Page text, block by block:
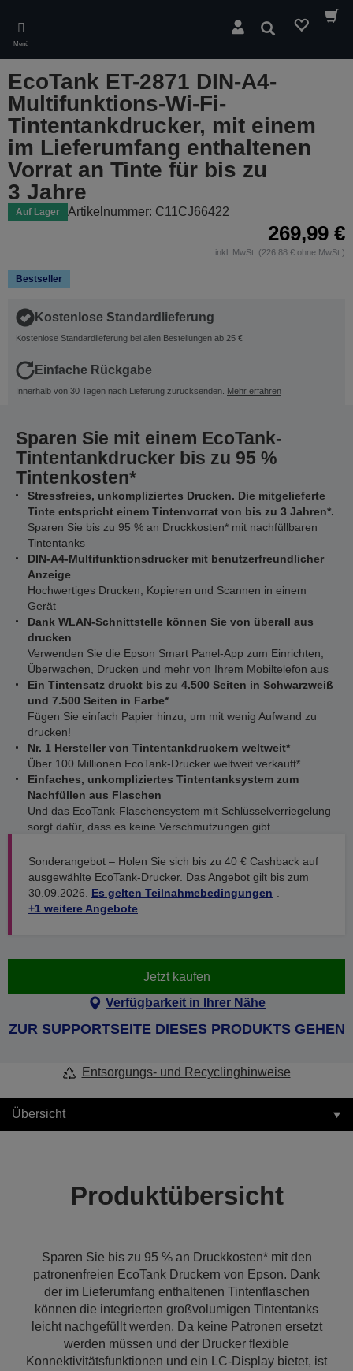
main
content
Menü
Suchen
EcoTank ET-2871 DIN-A4-
Multifunktions-Wi-Fi-
Tintentankdrucker, mit einem
im Lieferumfang enthaltenen
Vorrat an Tinte für bis zu
3 Jahre
Auf Lager Artikelnummer: C11CJ66422
269,99 €
inkl. MwSt. (226,88 € ohne MwSt.)
Bestseller
Kostenlose Standardlieferung
Kostenlose Standardlieferung bei allen Bestellungen ab 25 €
Einfache Rückgabe
Innerhalb von 30 Tagen nach Lieferung zurücksenden. Mehr erfahren
Sparen Sie mit einem EcoTank-
Tintentankdrucker bis zu 95 %
Tintenkosten*
Stressfreies, unkompliziertes Drucken. Die mitgelieferte
Tinte entspricht einem Tintenvorrat von bis zu 3 Jahren*.
Sparen Sie bis zu 95 % an Druckkosten* mit nachfüllbaren
Tintentanks
DIN-A4-Multifunktionsdrucker mit benutzerfreundlicher
Anzeige
Hochwertiges Drucken, Kopieren und Scannen in einem
Gerät
Dank WLAN-Schnittstelle können Sie von überall aus
drucken
Verwenden Sie die Epson Smart Panel-App zum Einrichten,
Überwachen, Drucken und mehr von Ihrem Mobiltelefon aus
Ein Tintensatz druckt bis zu 4.500 Seiten in Schwarzweiß
und 7.500 Seiten in Farbe*
Fügen Sie einfach Papier hinzu, um mit wenig Aufwand zu
drucken!
Nr. 1 Hersteller von Tintentankdruckern weltweit*
Über 100 Millionen EcoTank-Drucker weltweit verkauft*
Einfaches, unkompliziertes Tintentanksystem zum
Nachfüllen aus Flaschen
Und das EcoTank-Flaschensystem mit Schlüsselverriegelung
sorgt dafür, dass es keine Verschmutzungen gibt
Sonderangebot – Holen Sie sich bis zu 40 € Cashback auf
ausgewählte EcoTank-Drucker. Das Angebot gilt bis zum
30.09.2026. Es gelten Teilnahmebedingungen
+1 weitere Angebote
Jetzt kaufen
Verfügbarkeit in Ihrer Nähe
ZUR SUPPORTSEITE DIESES PRODUKTS GEHEN
Entsorgungs- und Recyclinghinweise
Übersicht
Produktübersicht
Sparen Sie bis zu 95 % an Druckkosten* mit den
patronenfreien EcoTank Druckern von Epson. Dank
der im Lieferumfang enthaltenen Tintenflaschen
können die integrierten großvolumigen Tintentanks
leicht nachgefüllt werden. Da keine Patronen ersetzt
werden müssen und der Drucker flexible
Konnektivitätsfunktionen und ein LC-Display bietet, ist